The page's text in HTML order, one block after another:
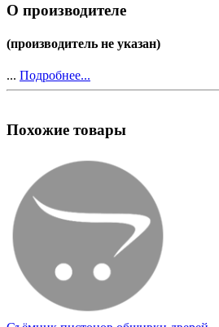
О производителе
(производитель не указан)
... Подробнее...
Похожие товары